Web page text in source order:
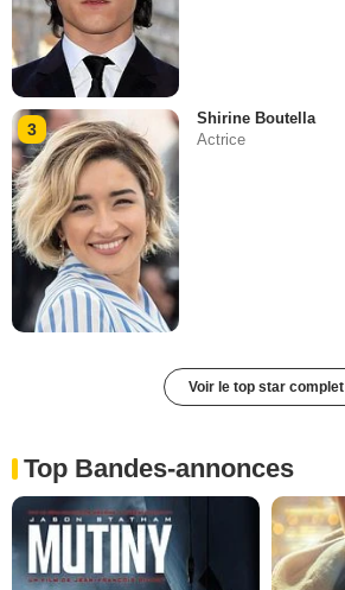
3
Shirine Boutella
Actrice
Voir le top star complet
Top Bandes-annonces